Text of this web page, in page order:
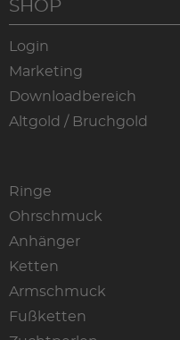
SHOP
Login
Marketing
Downloadbereich
Altgold / Bruchgold
Ringe
Ohrschmuck
Anhänger
Ketten
Armschmuck
Fußketten